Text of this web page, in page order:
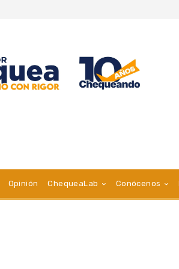
Opinión ChequeaLab Conócenos